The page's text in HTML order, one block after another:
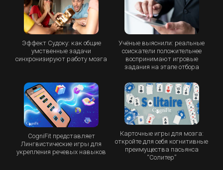
Эффект Судоку: как общие
умственные задачи
синхронизируют работу мозга
Учёные выяснили: реальные
соискатели положительнее
воспринимают игровые
задания на этапе отбора
CogniFit представляет
Лингвистические игры для
укрепления речевых навыков
Карточные игры для мозга:
откройте для себя когнитивные
преимущества пасьянса
“Cолитер”